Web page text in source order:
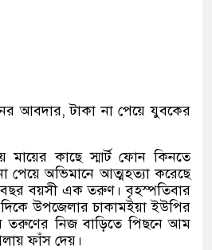
আবদার, টাকা না পেয়ে যুবকের
মায়ের কাছে স্মার্ট ফোন কিনতে
পেয়ে অভিমানে আত্মহত্যা করেছে
বছর বয়সী এক তরুণ। বৃহস্পতিবার
উপজেলার চাকামইয়া ইউপির
তরুণের নিজ বাড়িতে পিছনে আম
ফাঁস দেয়।